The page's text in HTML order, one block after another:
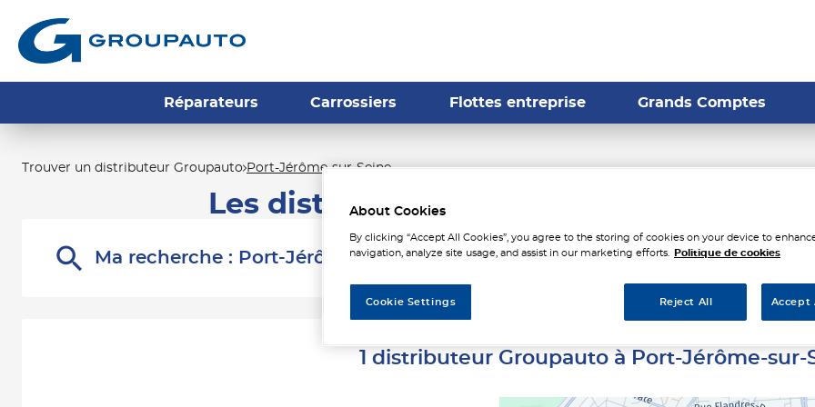
Réparateurs Carrossiers Flottes entreprise Grands Comptes
Trouver un distributeur Groupauto Port-Jérôme-sur-Seine
Les distributeurs Groupauto à Port-
Ma recherche : Port-Jérôme-sur-Seine
1 distributeur Groupauto à Port-Jérôme-sur-
About Cookies
By clicking “Accept All Cookies”, you agree to the storing of cookies on your device to
navigation, analyze site usage, and assist in our marketing efforts.
Politique de cookies
Reject All Accept
Cookie Settings